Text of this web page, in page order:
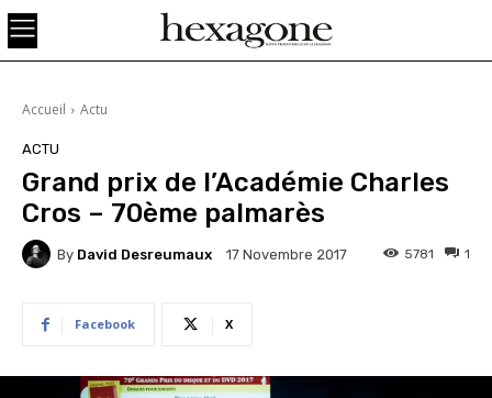
Accueil Actu
ACTU
Grand prix de l’Académie Charles
Cros – 70ème palmarès
By David Desreumaux 17 Novembre 2017 1
5781
Facebook X